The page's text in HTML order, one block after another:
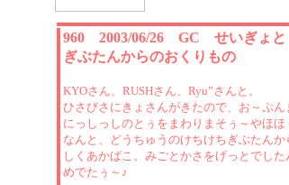
960 2003/06/26 GC せいぎょ
ぎぶたんからのおくりもの
KYOさん、RUSHさん、Ryu”さんと。
ひさびさにきょさんがきたので、お～ぷん
にっしっしのとぅをまわりまそぅ～やほほ
なんと、どうちゅうのけちけちぎぶたんか
しくあかばこ。みごとかさをげっとでした
めでたぅ～♪